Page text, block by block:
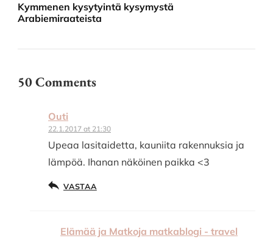
Kymmenen kysytyintä kysymystä
Arabiemiraateista
50 Comments
Outi
22.1.2017 at 21:30
Upeaa lasitaidetta, kauniita rakennuksia ja
lämpöä. Ihanan näköinen paikka <3
VASTAA
Elämää ja Matkoja matkablogi - travel